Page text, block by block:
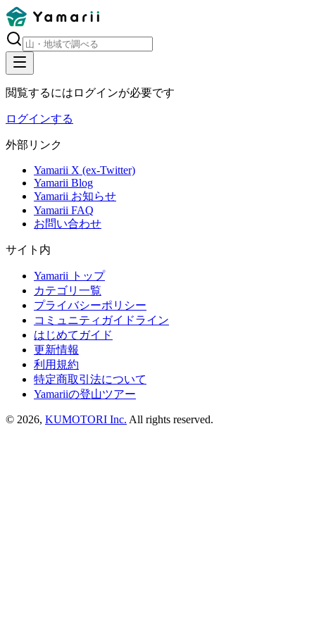
閲覧するにはログインが必要です
ログインする
外部リンク
Yamarii X (ex-Twitter)
Yamarii Blog
Yamarii お知らせ
Yamarii FAQ
お問い合わせ
サイト内
Yamarii トップ
カテゴリ一覧
プライバシーポリシー
コミュニティガイドライン
はじめてガイド
更新情報
利用規約
特定商取引法について
Yamariiの登山ツアー
© 2026, KUMOTORI Inc. All rights reserved.